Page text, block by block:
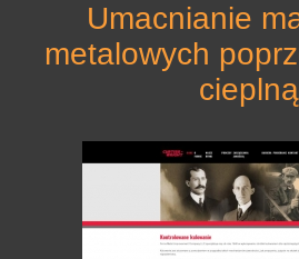
umacnianie materiałów
metalowych
cieplną